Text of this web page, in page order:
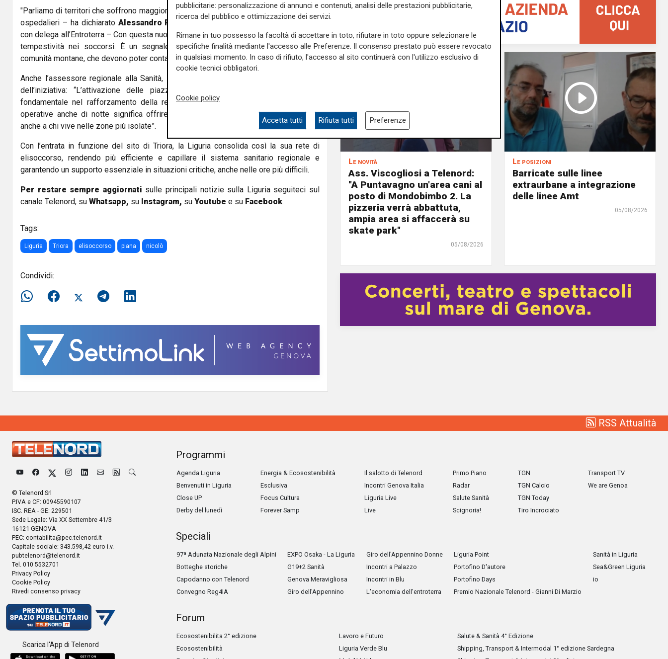
"Parliamo di territori che soffrono maggiormente l’isolamento e la distanza dai presidi
ospedalieri – ha dichiarato Alessandro Piana
, vicepresidente della Regione Liguria
con delega all’Entroterra – Con questa nuova operatività notturna garantiamo maggiore
tempestività nei soccorsi. È un segnale concreto di attenzione verso le nostre
comunità montane, che devono poter contare su servizi adeguati”.
Anche l’assessore regionale alla Sanità,
dell’iniziativa: “L’attivazione delle piazzole notturne rappresenta un progresso
fondamentale nel rafforzamento della rete di emergenza-urgenza. Avere strutture
operative anche di notte significa offrire cure più tempestive e vicine ai cittadini,
anche a chi vive nelle zone più isolate”.
Con l’entrata in funzione del sito di Triora, la Liguria consolida così la sua rete di
elisoccorso, rendendo più efficiente e capillare il sistema sanitario regionale e
garantendo un supporto essenziale in situazioni critiche, anche nelle ore più difficili.
Per restare sempre aggiornati sulle principali notizie sulla Liguria seguiteci sul
canale Telenord, su Whatsapp, su Instagram, su Youtube e su Facebook.
Tags:
Liguria Triora elisoccorso piana nicolò
Condividi:
Le novità
Ass. Viscogliosi a Telenord:
"A Puntavagno un'area cani al
posto di Mondobimbo 2. La
pizzeria verrà abbattuta,
ampia area si affaccerà su
skate park"
05/08/2026
Le posizioni
Barricate sulle linee
extraurbane a integrazione
delle linee Amt
05/08/2026
RSS Attualità
© Telenord Srl
P.IVA e CF: 00945590107
ISC. REA - GE: 229501
Sede Legale: Via XX Settembre 41/3
16121 GENOVA
PEC: contabilita@pec.telenord.it
Capitale sociale: 343.598,42 euro i.v.
pubtelenord@telenord.it
Tel. 010 5532701
Privacy Policy
Cookie Policy
Rivedi consenso privacy
Scarica l'App di Telenord
Programmi
Agenda Liguria
Benvenuti in Liguria
Close UP
Derby del lunedì
Energia & Ecosostenibilità
Esclusiva
Focus Cultura
Forever Samp
Il salotto di Telenord
Incontri Genova Italia
Liguria Live
Live
Primo Piano
Radar
Salute Sanità
Scignoria!
TGN
TGN Calcio
TGN Today
Tiro Incrociato
Transport TV
We are Genoa
Speciali
97ª Adunata Nazionale degli Alpini
Botteghe storiche
Capodanno con Telenord
Convegno Reg4IA
EXPO Osaka - La Liguria
G19+2 Sanità
Genova Meravigliosa
Giro dell'Appennino
Giro dell'Appennino Donne
Incontri a Palazzo
Incontri in Blu
L'economia dell'entroterra
Liguria Point
Portofino D'autore
Portofino Days
Premio Nazionale Telenord - Gianni Di Marzio
Sanità in Liguria
Sea&Green Liguria
io
Forum
Ecosostenibilita 2° edizione
Ecosostenibilità
Lavoro e Futuro
Liguria Verde Blu
Salute & Sanità 4° Edizione
Shipping, Transport & Intermodal 1° edizione Sardegna
pubblicitarie: personalizzazione di annunci e contenuti, analisi delle prestazioni pubblicitarie,
ricerca del pubblico e ottimizzazione dei servizi.
Rimane in tuo possesso la facoltà di accettare in toto, rifiutare in toto oppure selezionare le
specifiche finalità mediante l'accesso alle Preferenze. Il consenso prestato può essere revocato
in qualsiasi momento. In caso di rifiuto, l'accesso al sito continuerà con l'utilizzo esclusivo di
cookie tecnici obbligatori.
Cookie policy
Accetta tutti Rifiuta tutti Preferenze